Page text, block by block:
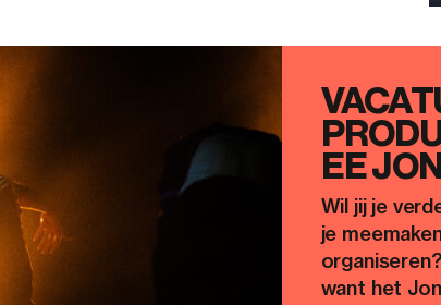
EE
Wil jij je
je
want het